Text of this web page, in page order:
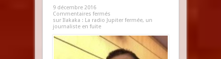
9 décembre 2016
Commentaires fermés
sur Ilakaka : La radio Jupiter fermée, un
journaliste en fuite